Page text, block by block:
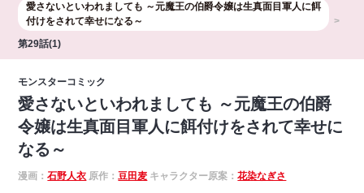
愛さないといわれましても ～元魔王の伯爵令嬢は生真面目軍人に餌
付けをされて幸せになる～
第29話(1)
モンスターコミック
愛さないといわれましても ～元魔王の伯爵
令嬢は生真面目軍人に餌付けをされて幸せに
なる～
漫画：石野人衣 原作：豆田麦 キャラクター原案：花染なぎさ